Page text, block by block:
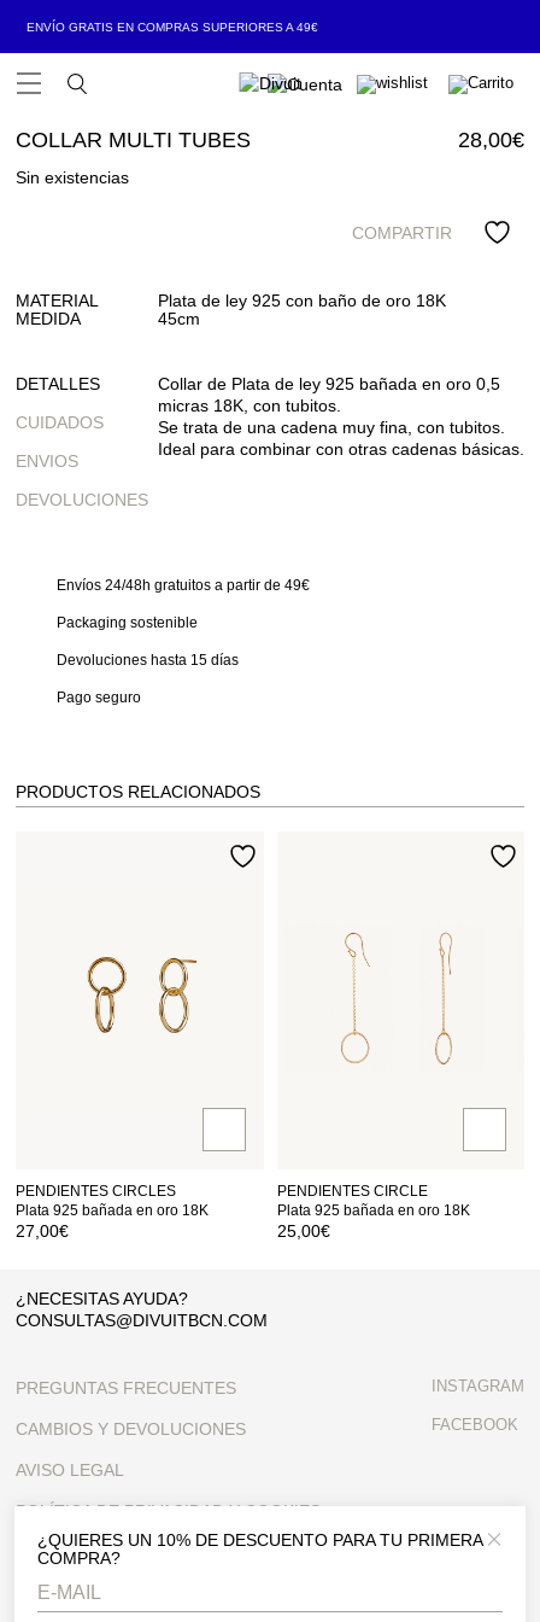
ENVÍO GRATIS EN COMPRAS SUPERIORES A 49€
Open Menu
COLLAR MULTI TUBES 28,00€
Sin existencias
MATERIAL
Plata de ley 925 con baño de oro 18K
MEDIDA
45cm
COMPARTIR
DETALLES
CUIDADOS
ENVIOS
DEVOLUCIONES
Collar de Plata de ley 925 bañada en oro 0,5
micras 18K, con tubitos.
Se trata de una cadena muy fina, con tubitos.
Ideal para combinar con otras cadenas básicas.
Envíos 24/48h gratuitos a partir de 49€
Packaging sostenible
Devoluciones hasta 15 días
Pago seguro
PRODUCTOS RELACIONADOS
PENDIENTES CIRCLES
Plata 925 bañada en oro 18K
27,00€
PENDIENTES CIRCLE
Plata 925 bañada en oro 18K
25,00€
¿QUIERES UN 10% DE DESCUENTO PARA TU PRIMERA
COMPRA?
Close
¿NECESITAS AYUDA?
CONSULTAS@DIVUITBCN.COM
PREGUNTAS FRECUENTES
CAMBIOS Y DEVOLUCIONES
AVISO LEGAL
POLÍTICA DE PRIVACIDAD Y COOKIES
CONDICIONES GENERALES
CONTACTO
INSTAGRAM
FACEBOOK